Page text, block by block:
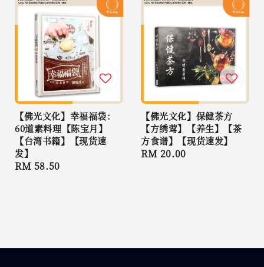
【佛光文化】幸福福袋：
60道素料理【陈宝月】
【台湾书籍】【现货速
发】
Regular
RM 58.50
【佛光文化】保健茶方
【方绣莺】【养生】【茶
方食谱】【现货速发】
Regular
RM 20.00